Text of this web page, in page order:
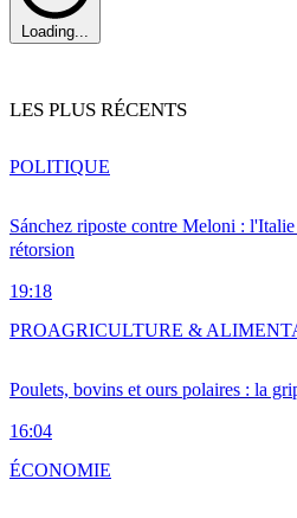
Loading...
LES PLUS RÉCENTS
Sánchez riposte contre Meloni : l'Italie
rétorsion
19:18
POLITIQUE
Poulets, bovins et ours polaires : la
16:04
PROAGRICULTURE &
ÉCONOMIE